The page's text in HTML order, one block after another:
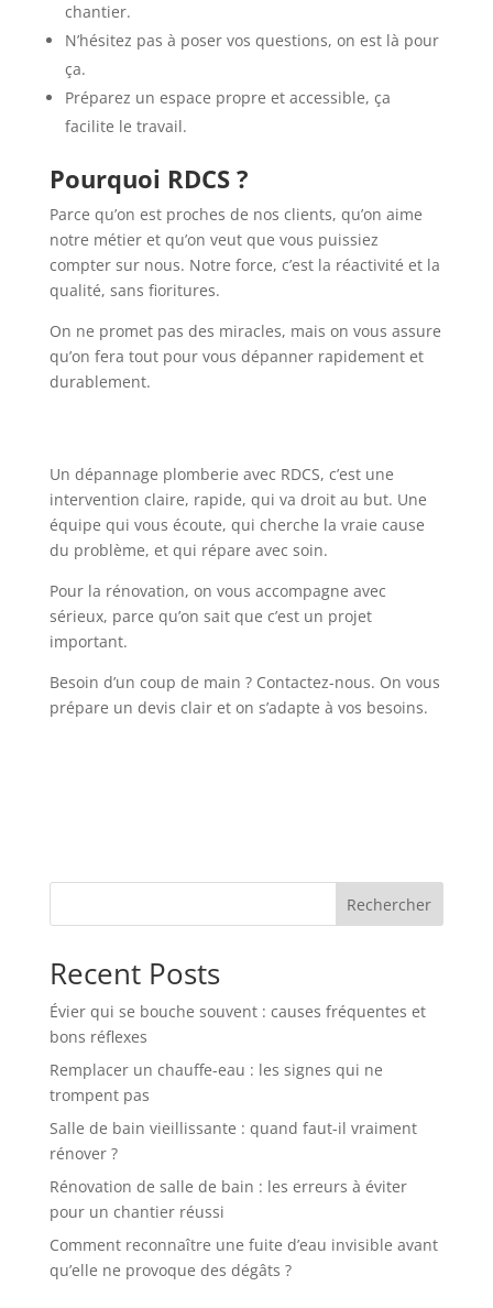
chantier.
N’hésitez pas à poser vos questions, on est là pour
ça.
Préparez un espace propre et accessible, ça
facilite le travail.
Pourquoi RDCS ?
Parce qu’on est proches de nos clients, qu’on aime
notre métier et qu’on veut que vous puissiez
compter sur nous. Notre force, c’est la réactivité et la
qualité, sans fioritures.
On ne promet pas des miracles, mais on vous assure
qu’on fera tout pour vous dépanner rapidement et
durablement.
Un dépannage plomberie avec RDCS, c’est une
intervention claire, rapide, qui va droit au but. Une
équipe qui vous écoute, qui cherche la vraie cause
du problème, et qui répare avec soin.
Pour la rénovation, on vous accompagne avec
sérieux, parce qu’on sait que c’est un projet
important.
Besoin d’un coup de main ? Contactez-nous. On vous
prépare un devis clair et on s’adapte à vos besoins.
Rechercher
Recent Posts
Évier qui se bouche souvent : causes fréquentes et
bons réflexes
Remplacer un chauffe-eau : les signes qui ne
trompent pas
Salle de bain vieillissante : quand faut-il vraiment
rénover ?
Rénovation de salle de bain : les erreurs à éviter
pour un chantier réussi
Comment reconnaître une fuite d’eau invisible avant
qu’elle ne provoque des dégâts ?